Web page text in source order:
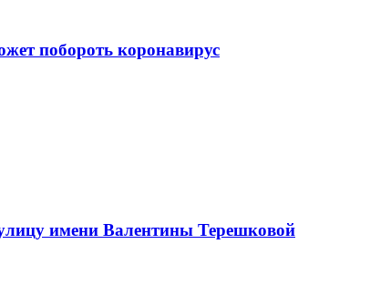
побороть коронавирус
имени Валентины Терешковой